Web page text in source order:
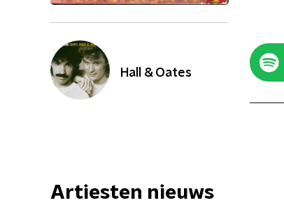
Hall & Oates
Artiesten nieuws